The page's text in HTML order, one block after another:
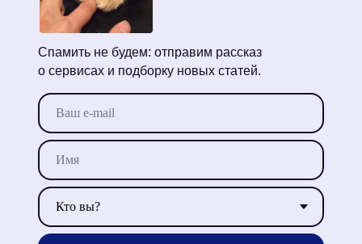
Спамить не будем: отправим рассказ
о сервисах и подборку новых статей.